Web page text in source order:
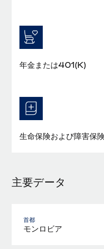
詳細を見る
給与詐欺：種類、事例、
ム間で頻繁に移動しているた
を保護することは極めて重要で
年金または401(K)
生命保険および障害保険
主要データ
首都
モンロビア